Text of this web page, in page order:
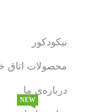
نیکودکور
محصولات اتاق
درباره‌ی ما
NEW